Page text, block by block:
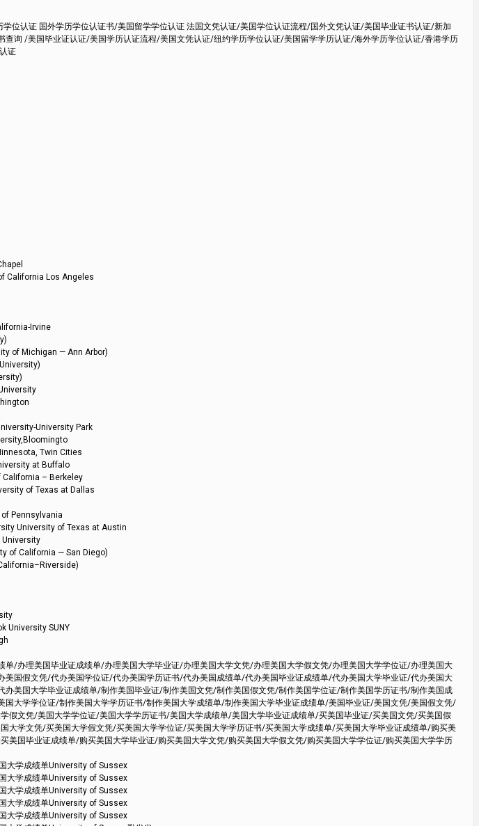
位认证 国外学历学位认证书/美国留学学位认证 法国文凭认证/美国学位认证流程/国外文凭认证/美国毕业证书认证/新加
询 /美国毕业证认证/美国学历认证流程/美国文凭认证/纽约学历学位认证/美国留学学历认证/海外学历学位认证/香港学历
证
California Los Angeles
Irvine
of Michigan — Ann Arbor)
University Park
Twin Cities
at Buffalo
California – Berkeley
of Texas at Dallas
Pennsylvania
University of Texas at Austin
University
of California — San Diego)
University SUNY
/办理美国毕业证成绩单/办理美国大学毕业证/办理美国大学文凭/办理美国大学假文凭/办理美国大学学位证/办理美国大
国假文凭/代办美国学位证/代办美国学历证书/代办美国成绩单/代办美国毕业证成绩单/代办美国大学毕业证/代办美国大
美国大学毕业证成绩单/制作美国毕业证/制作美国文凭/制作美国假文凭/制作美国学位证/制作美国学历证书/制作美国成
大学学位证/制作美国大学学历证书/制作美国大学成绩单/制作美国大学毕业证成绩单/美国毕业证/美国文凭/美国假文凭/
文凭/美国大学学位证/美国大学学历证书/美国大学成绩单/美国大学毕业证成绩单/买美国毕业证/买美国文凭/买美国假
学文凭/买美国大学假文凭/买美国大学学位证/买美国大学学历证书/买美国大学成绩单/买美国大学毕业证成绩单/购买美
国毕业证成绩单/购买美国大学毕业证/购买美国大学文凭/购买美国大学假文凭/购买美国大学学位证/购买美国大学学历
大学成绩单University of Sussex
大学成绩单University of Sussex
大学成绩单University of Sussex
大学成绩单University of Sussex
大学成绩单University of Sussex